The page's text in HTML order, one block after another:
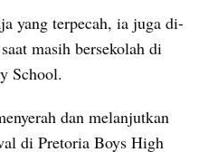
yang terpecah, ia juga di-
masih bersekolah di
School.
dan melanjutkan
di Pretoria Boys High